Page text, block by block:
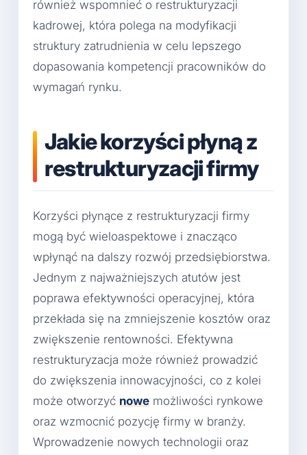
również wspomnieć o restrukturyzacji
kadrowej, która polega na modyfikacji
struktury zatrudnienia w celu lepszego
dopasowania kompetencji pracowników do
wymagań rynku.
Jakie korzyści płyną z
restrukturyzacji firmy
Korzyści płynące z restrukturyzacji firmy
mogą być wieloaspektowe i znacząco
wpłynąć na dalszy rozwój przedsiębiorstwa.
Jednym z najważniejszych atutów jest
poprawa efektywności operacyjnej, która
przekłada się na zmniejszenie kosztów oraz
zwiększenie rentowności. Efektywna
restrukturyzacja może również prowadzić
do zwiększenia innowacyjności, co z kolei
może otworzyć nowe możliwości rynkowe
oraz wzmocnić pozycję firmy w branży.
Wprowadzenie nowych technologii oraz